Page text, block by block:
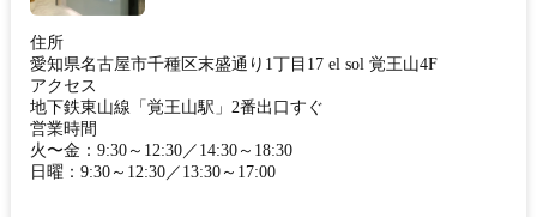
住所
愛知県名古屋市千種区末盛通り1丁目17 el sol 覚王山4F
アクセス
地下鉄東山線「覚王山駅」2番出口すぐ
営業時間
火〜金：9:30～12:30／14:30～18:30
日曜：9:30～12:30／13:30～17:00